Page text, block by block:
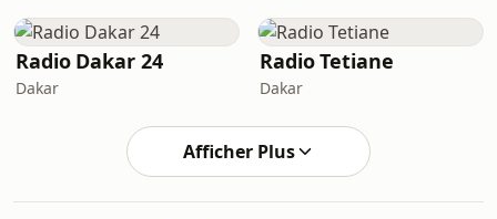
Radio Dakar 24
Dakar
Radio Tetiane
Dakar
Afficher Plus